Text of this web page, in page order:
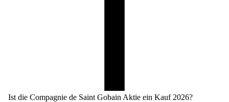
Ist die Compagnie de Saint Gobain Aktie ein Kauf 2026?